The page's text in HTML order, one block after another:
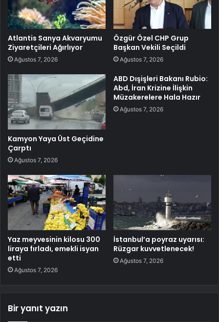
Atlantis Sanya Akvaryumu
Ziyaretçileri Ağırlıyor
Ağustos 7, 2026
Özgür Özel CHP Grup
Başkan Vekili Seçildi
Ağustos 7, 2026
Kamyon Yaya Üst Geçidine
Çarptı
Ağustos 7, 2026
ABD Dışişleri Bakanı Rubio:
Abd, İran Krizine İlişkin
Müzakerelere Hala Hazır
Ağustos 7, 2026
Yaz meyvesinin kilosu 300
liraya fırladı, emekli isyan
etti
Ağustos 7, 2026
İstanbul’a poyraz uyarısı:
Rüzgar kuvvetlenecek!
Ağustos 7, 2026
Bir yanıt yazın